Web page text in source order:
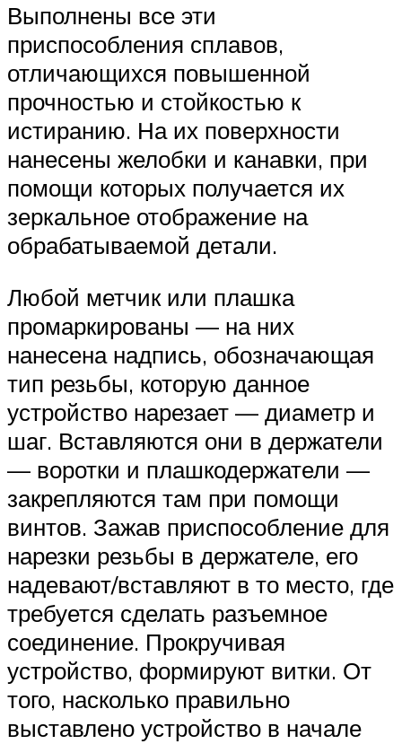
Выполнены все эти
приспособления сплавов,
отличающихся повышенной
прочностью и стойкостью к
истиранию. На их поверхности
нанесены желобки и канавки, при
помощи которых получается их
зеркальное отображение на
обрабатываемой детали.
Любой метчик или плашка
промаркированы — на них
нанесена надпись, обозначающая
тип резьбы, которую данное
устройство нарезает — диаметр и
шаг. Вставляются они в держатели
— воротки и плашкодержатели —
закрепляются там при помощи
винтов. Зажав приспособление для
нарезки резьбы в держателе, его
надевают/вставляют в то место, где
требуется сделать разъемное
соединение. Прокручивая
устройство, формируют витки. От
того, насколько правильно
выставлено устройство в начале